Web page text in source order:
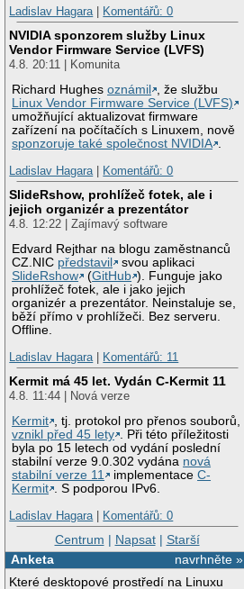
Ladislav Hagara| Komentářů: 0
NVIDIA sponzorem služby Linux
Vendor Firmware Service (LVFS)
4.8. 20:11 | Komunita
Richard Hughesoznámil
, že službu
Linux Vendor Firmware Service (LVFS)
umožňující aktualizovat firmware
zařízení na počítačích s Linuxem, nově
sponzoruje také společnost NVIDIA .
Ladislav Hagara| Komentářů: 0
SlideRshow, prohlížeč fotek, ale i
jejich organizér a prezentátor
4.8. 12:22 | Zajímavý software
Edvard Rejthar na blogu zaměstnanců
CZ.NIC představil
svou aplikaci
SlideRshow
(GitHub ). Funguje jako
prohlížeč fotek, ale i jako jejich
organizér a prezentátor. Neinstaluje se,
běží přímo v prohlížeči. Bez serveru.
Offline.
Ladislav Hagara| Komentářů: 11
Kermit má 45 let. Vydán C-Kermit 11
4.8. 11:44 | Nová verze
Kermit , tj. protokol pro přenos souborů,
vznikl před 45 lety . Při této příležitosti
byla po 15 letech od vydání poslední
stabilní verze 9.0.302 vydána nová
stabilní verze 11
implementaceC-
Kermit . S podporou IPv6.
Ladislav Hagara| Komentářů: 0
Centrum | Napsat| Starší
navrhněte »
Anketa
Které desktopové prostředí na Linuxu